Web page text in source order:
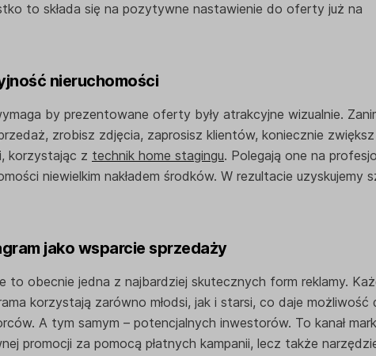
to składa się na pozytywne nastawienie do oferty już na
nieruchomości
by prezentowane oferty były atrakcyjne wizualnie.
zrobisz zdjęcia, zaprosisz klientów, koniecznie zwiększ
korzystając z technik home stagingu. Polegają one na
niewielkim nakładem środków. W rezultacie uzyskujemy
jako wsparcie sprzedaży
to obecnie jedna z najbardziej skutecznych form reklamy.
korzystają zarówno młodsi, jak i starsi, co daje możliwość
A tym samym – potencjalnych inwestorów. To kanał
promocji za pomocą płatnych kampanii, lecz także